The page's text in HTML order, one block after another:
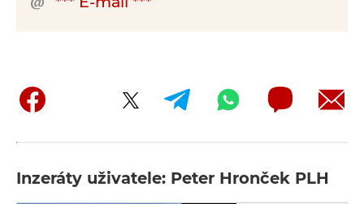
Inzeráty uživatele: Peter Hronček PLH